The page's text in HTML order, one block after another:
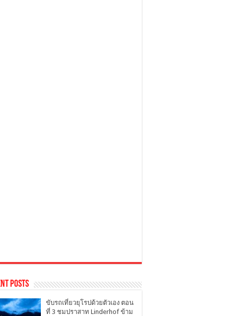
Posts
ขับรถเที่ยวยุโรปด้วยตัวเอง ตอน
ที่ 3 ชมปราสาท Linderhof ข้าม